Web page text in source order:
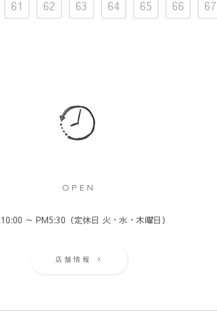
61 62 63 64 65 66 67
OPEN
～ PM5:30（定休日 火・水・木曜日）
店舗情報